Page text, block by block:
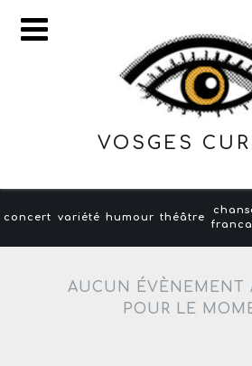
VOSGES
concert variété humour théâtre
AUCUN ÉVÈNEMENT
POUR LE